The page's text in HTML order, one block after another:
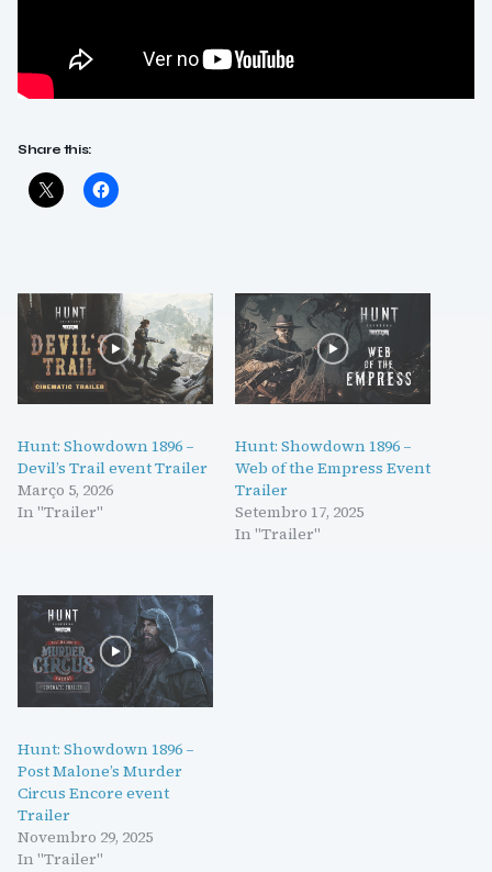
Share this:
Hunt: Showdown 1896 –
Devil’s Trail event Trailer
Março 5, 2026
In "Trailer"
Hunt: Showdown 1896 –
Web of the Empress Event
Trailer
Setembro 17, 2025
In "Trailer"
Hunt: Showdown 1896 –
Post Malone’s Murder
Circus Encore event
Trailer
Novembro 29, 2025
In "Trailer"